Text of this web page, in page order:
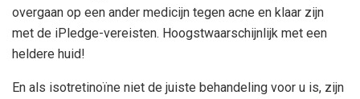
overgaan op een ander medicijn tegen acne en klaar zijn
met de iPledge-vereisten. Hoogstwaarschijnlijk met een
heldere huid!
En als isotretinoïne niet de juiste behandeling voor u is, zijn